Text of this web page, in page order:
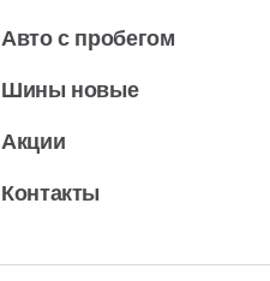
Авто с пробегом
Шины новые
Акции
Контакты